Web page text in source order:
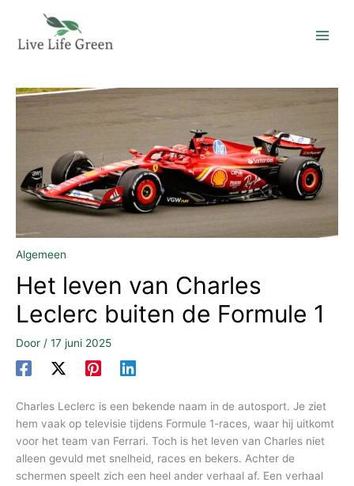
Algemeen
Het leven van Charles
Leclerc buiten de Formule 1
Door / 17 juni 2025
Charles Leclerc is een bekende naam in de autosport. Je ziet
hem vaak op televisie tijdens Formule 1-races, waar hij uitkomt
voor het team van Ferrari. Toch is het leven van Charles niet
alleen gevuld met snelheid, races en bekers. Achter de
schermen speelt zich een heel ander verhaal af. Een verhaal